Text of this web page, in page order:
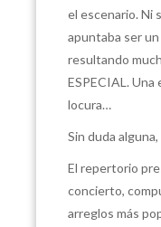
el escenario. Ni
apuntaba ser
resultando
ESPECIAL.
locura…
Sin duda
El repertorio
concierto,
arreglos más